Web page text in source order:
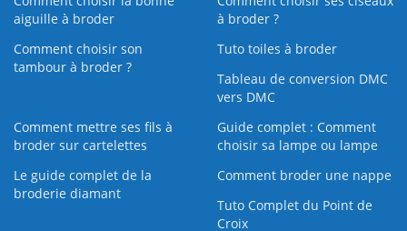
aiguille à broder
à broder ?
Comment choisir son
tambour à broder ?
Tuto toiles à broder
Tableau de conversion DMC
vers DMC
Comment mettre ses fils à
broder sur cartelettes
Guide complet : Comment
choisir sa lampe ou lampe
Le guide complet de la
broderie diamant
Comment broder une nappe
Tuto Complet du Point de
Croix